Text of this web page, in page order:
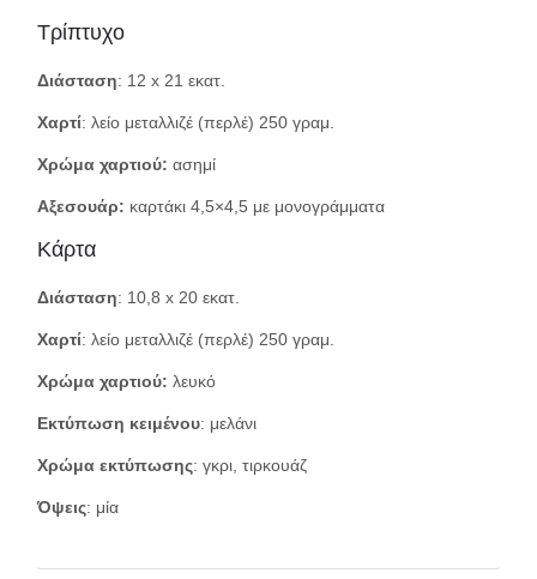
Τρίπτυχο
Διάσταση: 12 x 21 εκατ.
Χαρτί: λείο μεταλλιζέ (περλέ) 250 γραμ.
Χρώμα χαρτιού: ασημί
Αξεσουάρ: καρτάκι 4,5×4,5 με μονογράμματα
Κάρτα
Διάσταση: 10,8 x 20 εκατ.
Χαρτί: λείο μεταλλιζέ (περλέ) 250 γραμ.
Χρώμα χαρτιού: λευκό
Εκτύπωση κειμένου: μελάνι
Χρώμα εκτύπωσης: γκρι, τιρκουάζ
Όψεις: μία